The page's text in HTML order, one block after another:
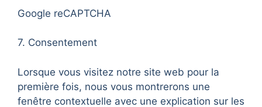
Google reCAPTCHA
7. Consentement
Lorsque vous visitez notre site web pour la
première fois, nous vous montrerons une
fenêtre contextuelle avec une explication sur les